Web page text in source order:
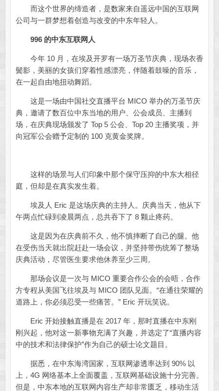
而这个世界的缔造者，是数家来自遥远中国的互联网
公司与一群梦想着创造与改变的中东年轻人。
996 的中东互联网人
今年 10 月，在埃及开罗有一场万圣节庆典，现场衣香
鬓影，美丽的女孩们穿着性感漂亮，伴随着鼓噪的音乐，
在一起自由地扭动舞蹈。
这是一场由中国社交直播平台 MICO 举办的万圣节庆
典，邀请了数百位中东当地的用户、公会成员、主播到
场，在庆典现场颁发了 Top 5 公会、Top 20 主播奖项，并
向冠军公会赠予定制的 100 克黄金奖牌。
这样的场景与人们印象中那个保守压抑的中东大相径
庭，但却是在真实发生着。
埃及人 Eric 是这场庆典的主持人。庆典当天，他从下
午两点忙碌到凌晨两点，总共吞下了 8 颗止疼药。
这是因为在庆典前不久，他不慎摔断了自己的腿。他
在受伤当天就出院赶赴一场会议，并坚持带伤统筹了整场
庆典活动，尽管医生要求他休养至少三周。
那场会议是一次与 MICO 重要合作公会的会晤，合作
方专程从美国飞往埃及与 MICO 团队见面。“在通往荣耀的
道路上，你必须忍受一些痛苦。” Eric 开玩笑说。
Eric 开始接触直播是在 2017 年，那时直播在中东刚
刚兴起，他对这一新事物充满了兴趣，并选定了“直播内容
中的技术和法律保护”作为自己的硕士论文题目。
据悉，在中东海湾国家，互联网渗透率达到 90% 以
上，4G 网络基本上全面覆盖，互联网基础设施十分完善。
但是，中东本地的互联网内容生产却非常匮乏，移动生活